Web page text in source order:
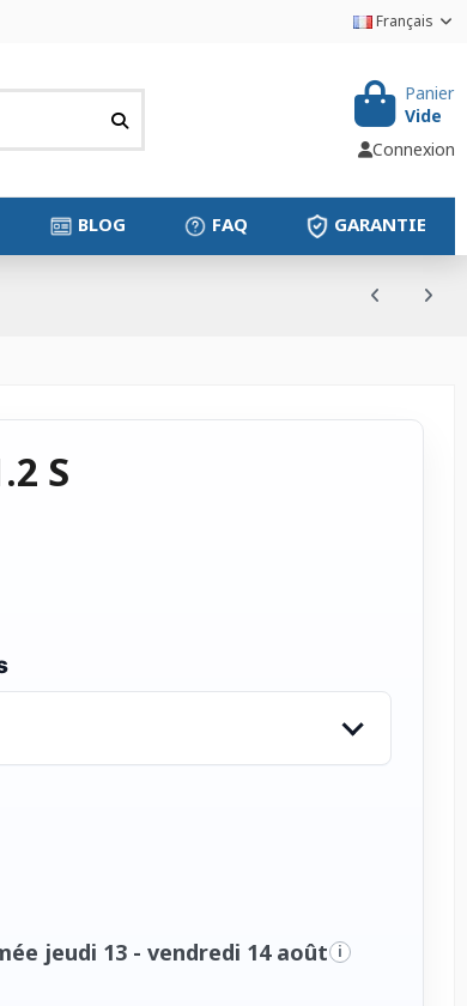
Français
Panier
Vide
Connexion
GARANTIE
FAQ
BLOG
S
jeudi 13 - vendredi 14 août i